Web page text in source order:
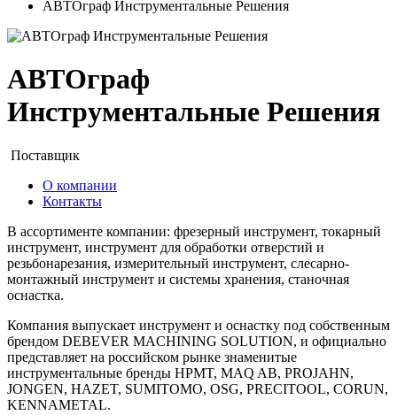
АВТОграф Инструментальные Решения
АВТОграф
Инструментальные Решения
Поставщик
О компании
Контакты
В ассортименте компании: фрезерный инструмент, токарный
инструмент, инструмент для обработки отверстий и
резьбонарезания, измерительный инструмент, слесарно-
монтажный инструмент и системы хранения, станочная
оснастка.
Компания выпускает инструмент и оснастку под собственным
брендом DEBEVER MACHINING SOLUTION, и официально
представляет на российском рынке знаменитые
инструментальные бренды HPMT, MAQ AB, PROJAHN,
JONGEN, HAZET, SUMITOMO, OSG, PRECITOOL, CORUN,
KENNAMETAL.